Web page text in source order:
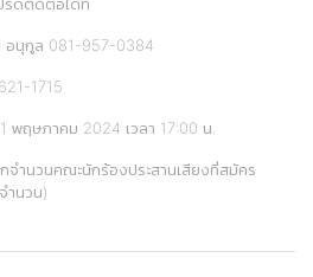
อนุกูล 081-957-0384
1715
พฤษภาคม 2024 เวลา 17:00 น.
ำนวนคณะนักร้องประสานเสียงที่สมัคร
ำนวน)